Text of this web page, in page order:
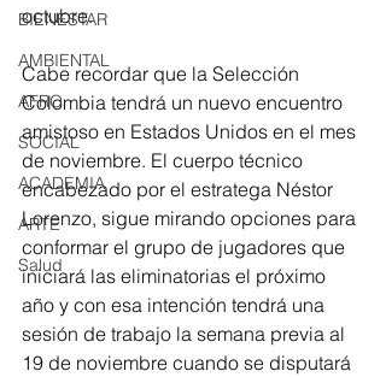
BIENESTAR
AMBIENTAL
AFRO
SOCIAL
ACADEMIA
ARTE
Salud
octubre.
Cabe recordar que la Selección
Colombia tendrá un nuevo encuentro
amistoso en Estados Unidos en el mes
de noviembre. El cuerpo técnico
encabezado por el estratega Néstor
Lorenzo, sigue mirando opciones para
conformar el grupo de jugadores que
iniciará las eliminatorias el próximo
año y con esa intención tendrá una
sesión de trabajo la semana previa al
19 de noviembre cuando se disputará